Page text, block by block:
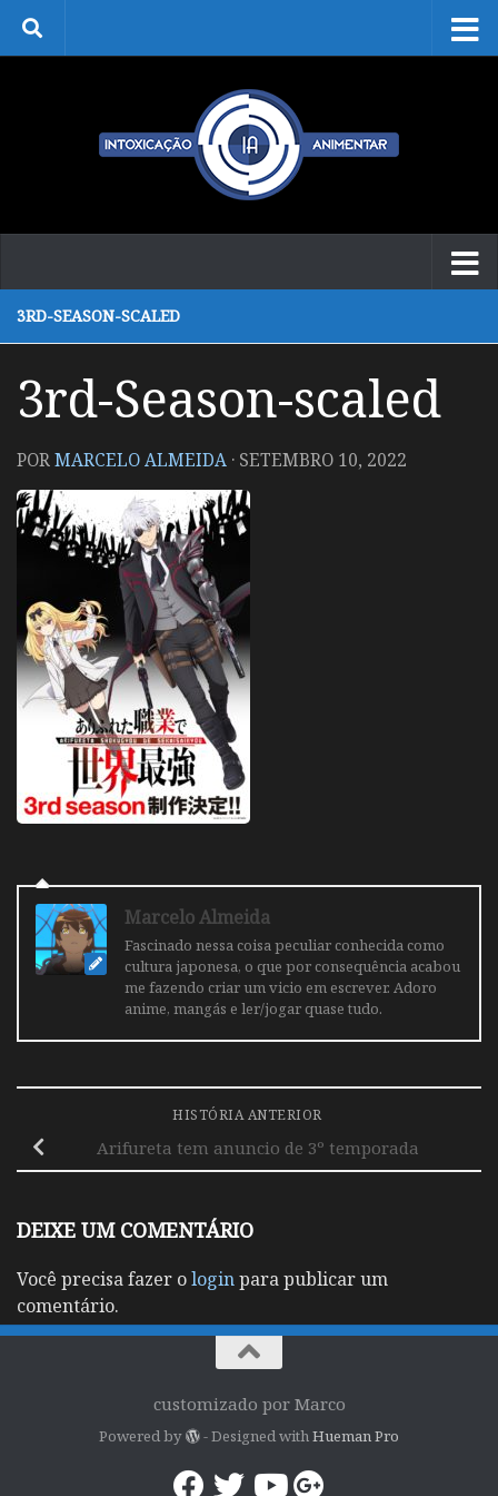
Skip to content
3RD-SEASON-SCALED
3rd-Season-scaled
PORMARCELO ALMEIDA · SETEMBRO 10, 2022
Marcelo Almeida
Fascinado nessa coisa peculiar conhecida como
cultura japonesa, o que por consequência acabou
me fazendo criar um vicio em escrever. Adoro
anime, mangás e ler/jogar quase tudo.
HISTÓRIA ANTERIOR
Arifureta tem anuncio de 3º temporada
DEIXE UM COMENTÁRIO
Você precisa fazer ologinpara publicar um
comentário.
customizado por Marco
Powered by - Designed withHueman Pro